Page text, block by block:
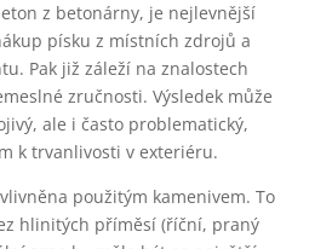
z betonárny, je nejlevnější
písku z místních zdrojů a
Pak již záleží na znalostech
zručnosti. Výsledek může
ale i často problematický,
k trvanlivosti v exteriéru.
použitým kamenivem. To
hlinitých příměsí (říční, praný